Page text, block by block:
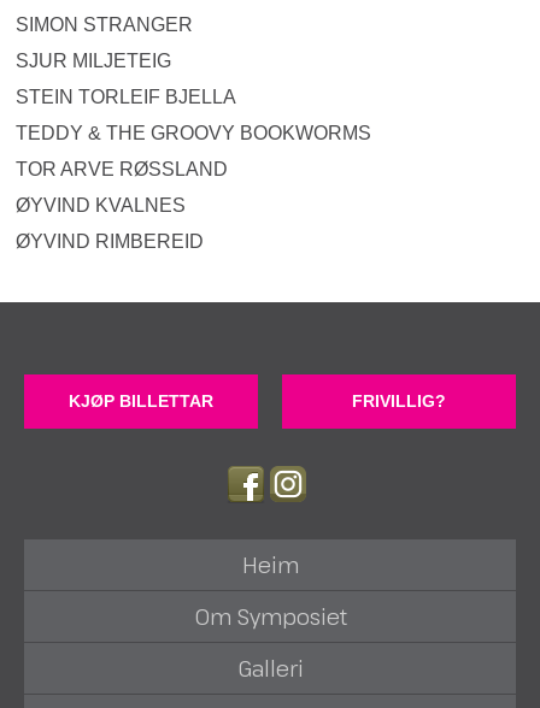
SIMON STRANGER
SJUR MILJETEIG
STEIN TORLEIF BJELLA
TEDDY & THE GROOVY BOOKWORMS
TOR ARVE RØSSLAND
ØYVIND KVALNES
ØYVIND RIMBEREID
KJØP BILLETTAR FRIVILLIG?
Heim
Om Symposiet
Galleri